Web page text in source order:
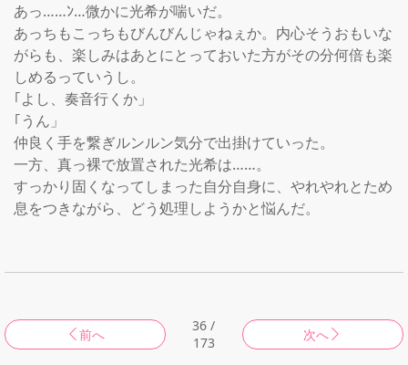
あっ……ﾝ…微かに光希が喘いだ。
あっちもこっちもびんびんじゃねぇか。内心そうおもいな
がらも、楽しみはあとにとっておいた方がその分何倍も楽
しめるっていうし。
｢よし、奏音行くか」
｢うん」
仲良く手を繋ぎルンルン気分で出掛けていった。
一方、真っ裸で放置された光希は……。
すっかり固くなってしまった自分自身に、やれやれとため
息をつきながら、どう処理しようかと悩んだ。
前へ
36 /
173
次へ